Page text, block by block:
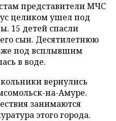
представители МЧС
целиком ушел под
15 детей спасли
сын. Десятилетнюю
под всплывшим
в воде.
вернулись
на-Амуре.
занимаются
этого города.